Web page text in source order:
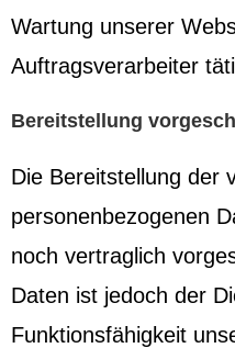
Wartung unserer
Auftragsverarbeiter
Bereitstellung
Die Bereitstellung der
personenbezogenen
noch vertraglich
Daten ist jedoch der
Funktionsfähigkeit